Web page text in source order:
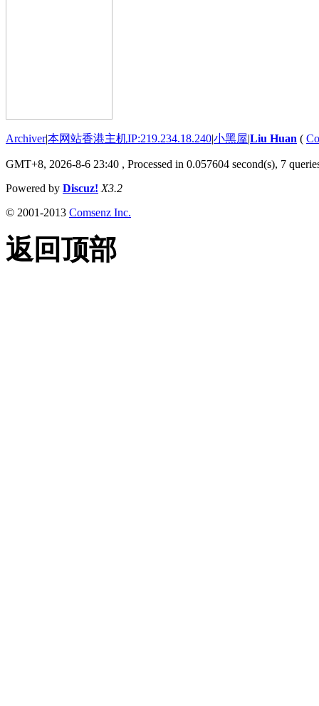
Archiver|本网站香港主机IP:219.234.18.240|小黑屋|Liu Huan (
GMT+8, 2026-8-6 23:40 , Processed in 0.057604 second(s), 7
Powered by Discuz! X3.2
© 2001-2013 Comsenz Inc.
返回顶部